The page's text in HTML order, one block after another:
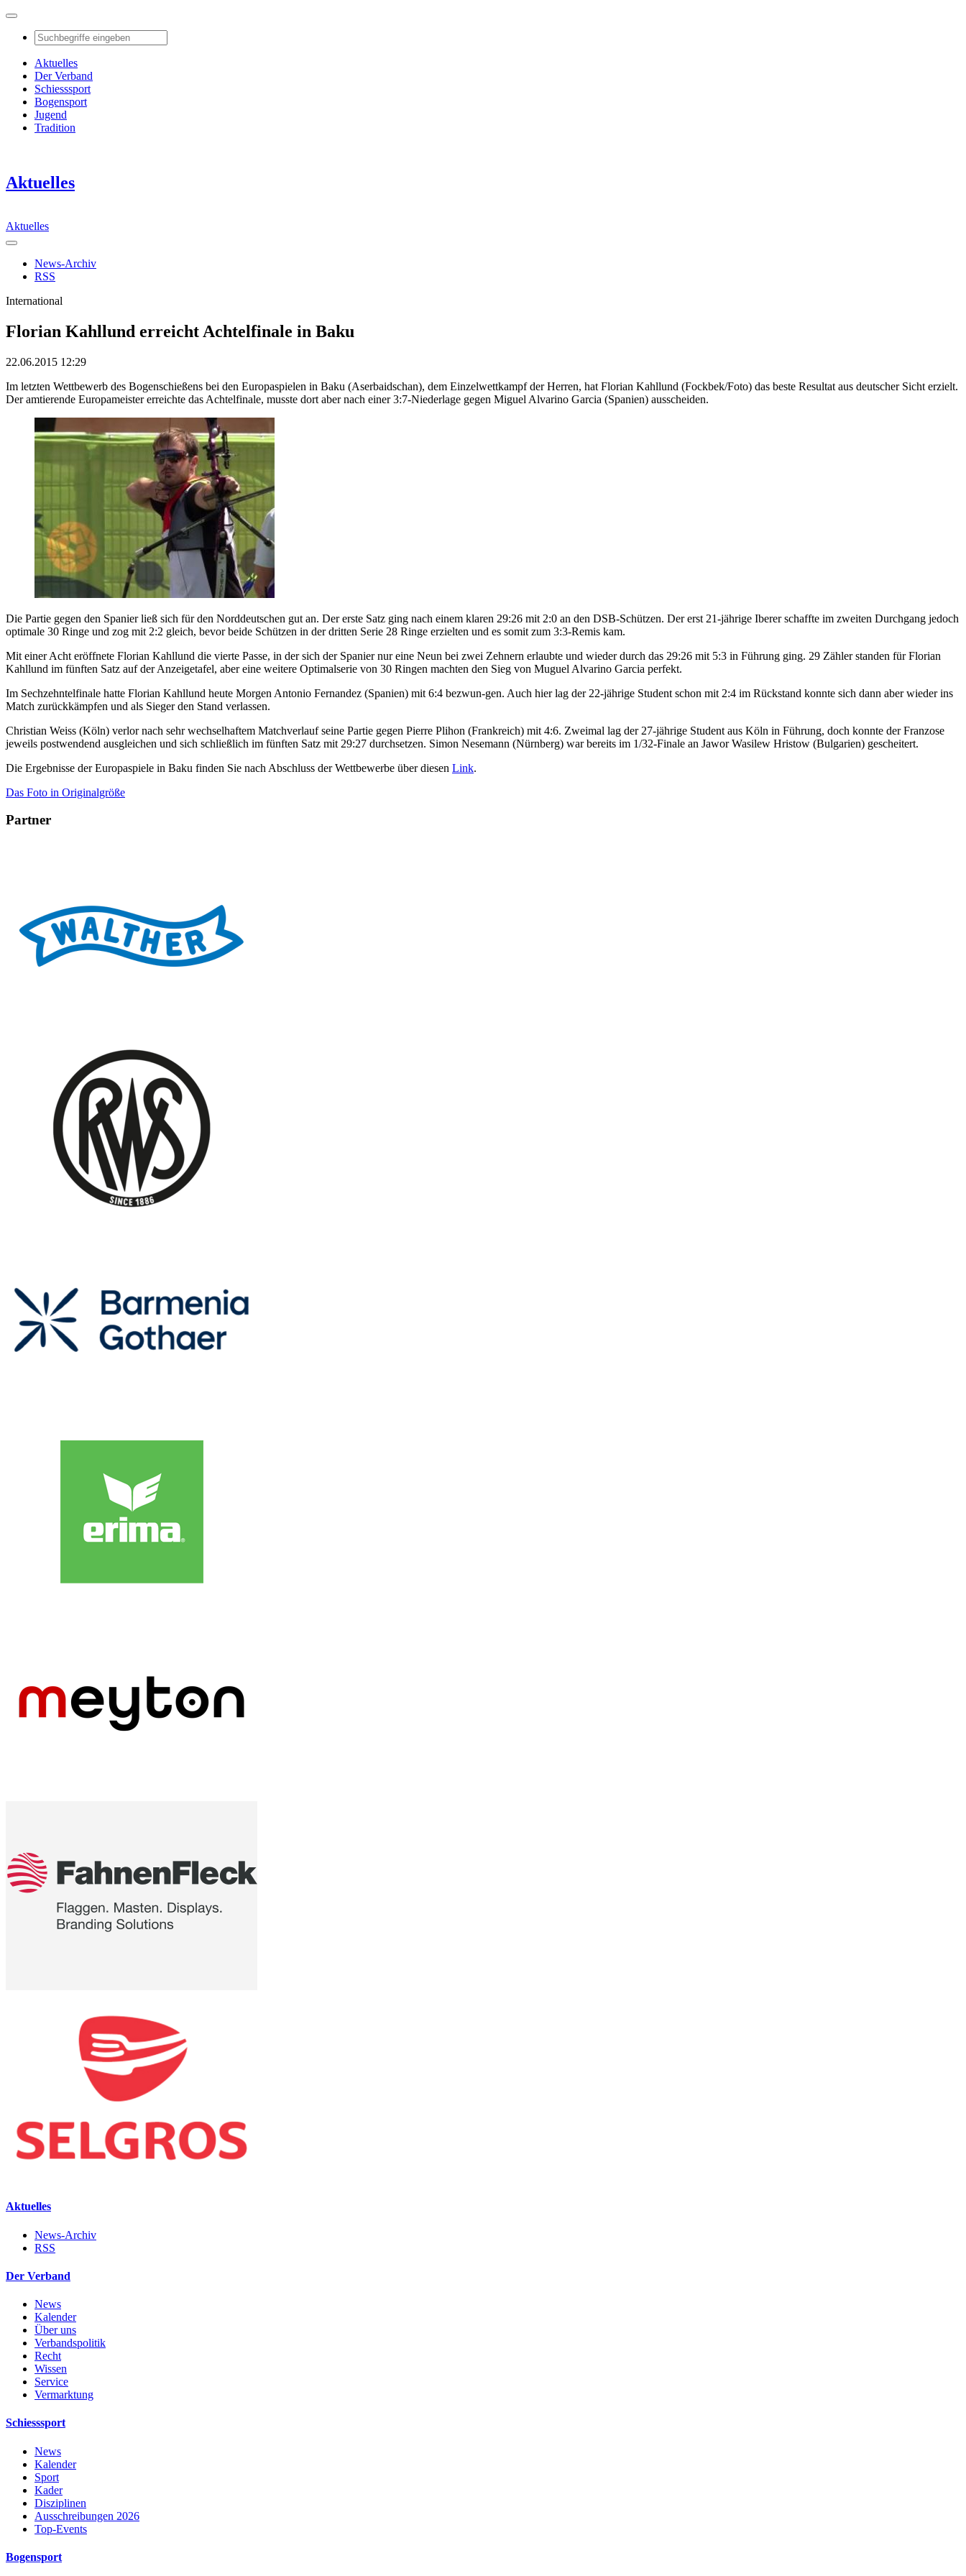
Aktuelles
Der Verband
Schiesssport
Bogensport
Jugend
Tradition
Aktuelles
Aktuelles
News-Archiv
RSS
International
Florian Kahllund erreicht Achtelfinale in Baku
22.06.2015 12:29
Im letzten Wettbewerb des Bogenschießens bei den Europaspielen in Baku (Aserbaidschan), dem Einzelwettkampf der Herren, hat Florian Kahllund (Fockbek/Foto) das beste Resultat aus deutscher Sicht erzielt.
Der amtierende Europameister erreichte das Achtelfinale, musste dort aber nach einer 3:7-Niederlage gegen Miguel Alvarino Garcia (Spanien) ausscheiden.
Die Partie gegen den Spanier ließ sich für den Norddeutschen gut an. Der erste Satz ging nach einem klaren 29:26 mit 2:0 an den DSB-Schützen. Der erst 21-jährige Iberer schaffte im zweiten Durchgang jedoch
optimale 30 Ringe und zog mit 2:2 gleich, bevor beide Schützen in der dritten Serie 28 Ringe erzielten und es somit zum 3:3-Remis kam.
Mit einer Acht eröffnete Florian Kahllund die vierte Passe, in der sich der Spanier nur eine Neun bei zwei Zehnern erlaubte und wieder durch das 29:26 mit 5:3 in Führung ging. 29 Zähler standen für Florian
Kahllund im fünften Satz auf der Anzeigetafel, aber eine weitere Optimalserie von 30 Ringen machten den Sieg von Muguel Alvarino Garcia perfekt.
Im Sechzehntelfinale hatte Florian Kahllund heute Morgen Antonio Fernandez (Spanien) mit 6:4 bezwun-gen. Auch hier lag der 22-jährige Student schon mit 2:4 im Rückstand konnte sich dann aber wieder ins
Match zurückkämpfen und als Sieger den Stand verlassen.
Christian Weiss (Köln) verlor nach sehr wechselhaftem Matchverlauf seine Partie gegen Pierre Plihon (Frankreich) mit 4:6. Zweimal lag der 27-jährige Student aus Köln in Führung, doch konnte der Franzose
jeweils postwendend ausgleichen und sich schließlich im fünften Satz mit 29:27 durchsetzen. Simon Nesemann (Nürnberg) war bereits im 1/32-Finale an Jawor Wasilew Hristow (Bulgarien) gescheitert.
Die Ergebnisse der Europaspiele in Baku finden Sie nach Abschluss der Wettbewerbe über diesen Link.
Das Foto in Originalgröße
Partner
Aktuelles
News-Archiv
RSS
Der Verband
News
Kalender
Über uns
Verbandspolitik
Recht
Wissen
Service
Vermarktung
Schiesssport
News
Kalender
Sport
Kader
Disziplinen
Ausschreibungen 2026
Top-Events
Bogensport